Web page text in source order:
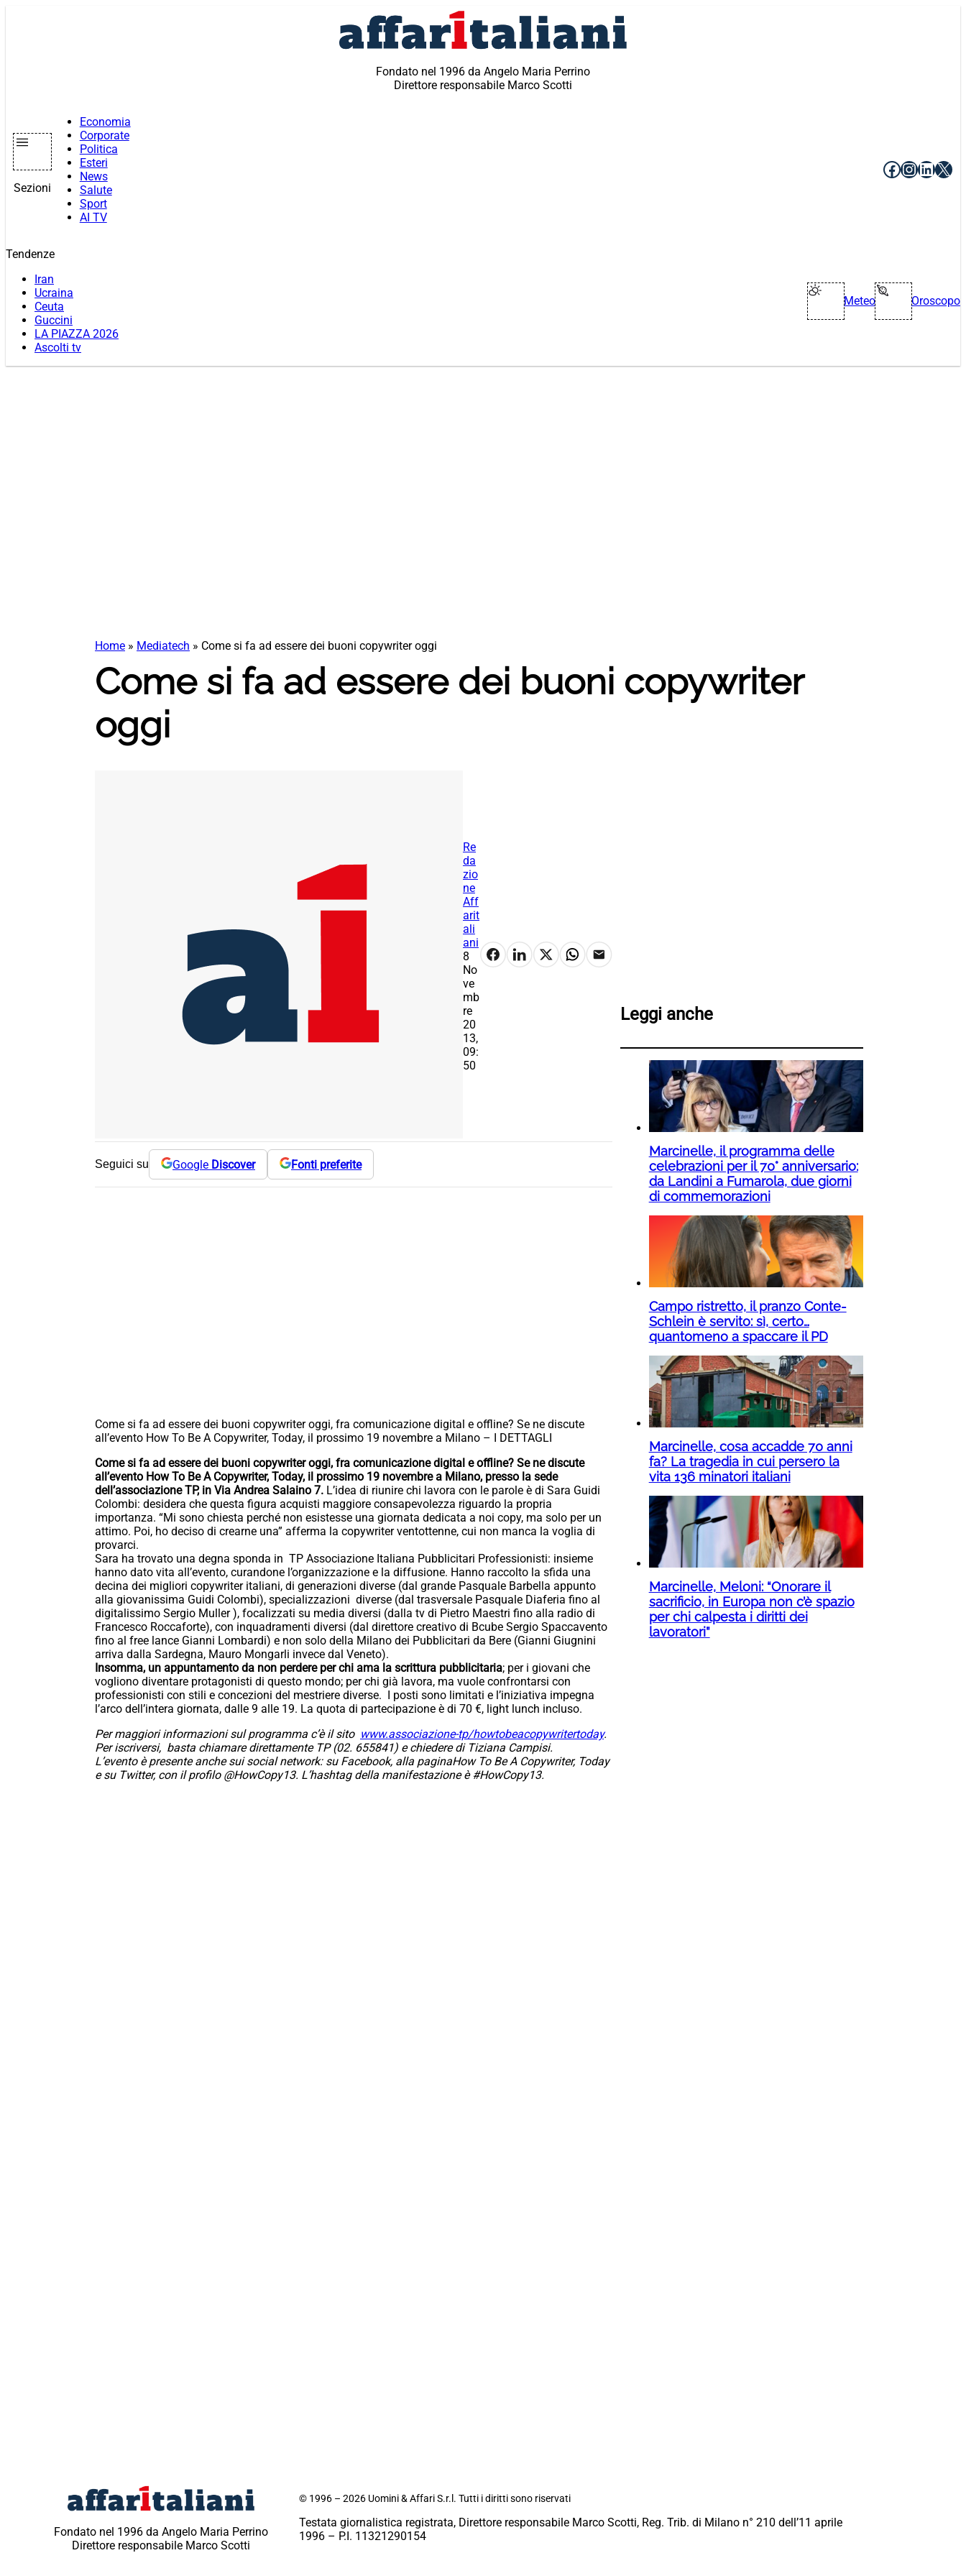
Fondato nel 1996 da Angelo Maria Perrino
Direttore responsabile Marco Scotti
Sezioni
Economia
Corporate
Politica
Esteri
News
Salute
Sport
AI TV
Facebook
X
Tendenze
Iran
Ucraina
Ceuta
Guccini
LA PIAZZA 2026
Ascolti tv
Meteo Oroscopo
Home » Mediatech » Come si fa ad essere dei buoni copywriter oggi
Come si fa ad essere dei buoni copywriter
oggi
Re
da
zio
ne
Aff
arit
ali
ani
8
No
ve
mb
re
20
13,
09:
50
Seguici su Google Discover Fonti preferite
Come si fa ad essere dei buoni copywriter oggi, fra comunicazione digital e offline? Se ne discute
all’evento How To Be A Copywriter, Today, il prossimo 19 novembre a Milano – I DETTAGLI
Come si fa ad essere dei buoni copywriter oggi, fra comunicazione digital e offline? Se ne discute
all’evento How To Be A Copywriter, Today, il prossimo 19 novembre a Milano, presso la sede
dell’associazione TP, in Via Andrea Salaino 7. L’idea di riunire chi lavora con le parole è di Sara Guidi
Colombi: desidera che questa figura acquisti maggiore consapevolezza riguardo la propria
importanza. “Mi sono chiesta perché non esistesse una giornata dedicata a noi copy, ma solo per un
attimo. Poi, ho deciso di crearne una” afferma la copywriter ventottenne, cui non manca la voglia di
provarci.
Sara ha trovato una degna sponda in TP Associazione Italiana Pubblicitari Professionisti: insieme
hanno dato vita all’evento, curandone l’organizzazione e la diffusione. Hanno raccolto la sfida una
decina dei migliori copywriter italiani, di generazioni diverse (dal grande Pasquale Barbella appunto
alla giovanissima Guidi Colombi), specializzazioni diverse (dal trasversale Pasquale Diaferia fino al
digitalissimo Sergio Muller ), focalizzati su media diversi (dalla tv di Pietro Maestri fino alla radio di
Francesco Roccaforte), con inquadramenti diversi (dal direttore creativo di Bcube Sergio Spaccavento
fino al free lance Gianni Lombardi) e non solo della Milano dei Pubblicitari da Bere (Gianni Giugnini
arriva dalla Sardegna, Mauro Mongarli invece dal Veneto).
Insomma, un appuntamento da non perdere per chi ama la scrittura pubblicitaria; per i giovani che
vogliono diventare protagonisti di questo mondo; per chi già lavora, ma vuole confrontarsi con
professionisti con stili e concezioni del mestriere diverse. I posti sono limitati e l’iniziativa impegna
l’arco dell’intera giornata, dalle 9 alle 19. La quota di partecipazione è di 70 €, light lunch incluso.
Per maggiori informazioni sul programma c’è il sito www.associazione-tp/howtobeacopywritertoday.
Per iscriversi, basta chiamare direttamente TP (02. 655841) e chiedere di Tiziana Campisi.
L’evento è presente anche sui social network: su Facebook, alla paginaHow To Be A Copywriter, Today
e su Twitter, con il profilo @HowCopy13. L’hashtag della manifestazione è #HowCopy13.
Leggi anche
Marcinelle, il programma delle
celebrazioni per il 70° anniversario:
da Landini a Fumarola, due giorni
di commemorazioni
Campo ristretto, il pranzo Conte-
Schlein è servito: sì, certo…
quantomeno a spaccare il PD
Marcinelle, cosa accadde 70 anni
fa? La tragedia in cui persero la
vita 136 minatori italiani
Marcinelle, Meloni: “Onorare il
sacrificio, in Europa non c’è spazio
per chi calpesta i diritti dei
lavoratori”
Fondato nel 1996 da Angelo Maria Perrino
Direttore responsabile Marco Scotti
© 1996 – 2026 Uomini & Affari S.r.l. Tutti i diritti sono riservati
Testata giornalistica registrata, Direttore responsabile Marco Scotti, Reg. Trib. di Milano n° 210 dell’11 aprile
1996 – P.I. 11321290154